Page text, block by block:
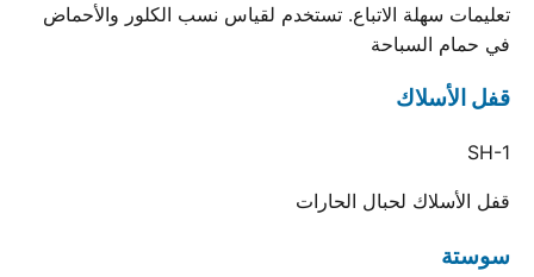
تعليمات سهلة الاتباع. تستخدم لقياس نسب الكلور والأحماض
في حمام السباحة
قفل الأسلاك
SH-1
قفل الأسلاك لحبال الحارات
سوستة